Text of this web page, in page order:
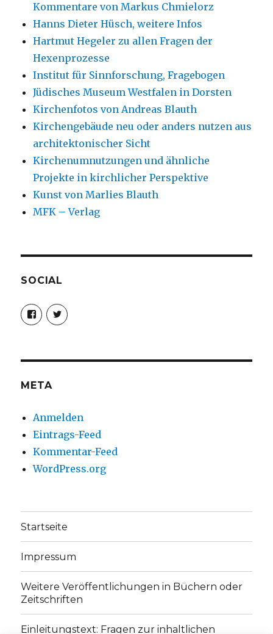
Kommentare von Markus Chmielorz
Hanns Dieter Hüsch, weitere Infos
Hartmut Hegeler zu allen Fragen der
Hexenprozesse
Institut für Sinnforschung, Fragebogen
Jüdisches Museum Westfalen in Dorsten
Kirchenfotos von Andreas Blauth
Kirchengebäude neu oder anders nutzen aus
architektonischer Sicht
Kirchenumnutzungen und ähnliche
Projekte in kirchlicher Perspektive
Kunst von Marlies Blauth
MFK – Verlag
SOCIAL
Profil
von
christoph.fleischer1
anzeigen
Profil
von
anzeigen
META
Anmelden
Eintrags-Feed
Kommentar-Feed
WordPress.org
Startseite
Impressum
Weitere Veröffentlichungen in Büchern oder
Zeitschriften
Einleitungstext: Fragen zur inhaltlichen